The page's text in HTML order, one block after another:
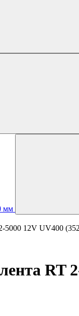
мм
5000 12V UV400
RT